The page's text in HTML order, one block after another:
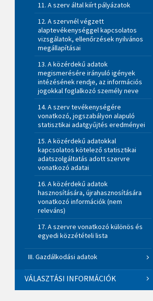
11. A szerv által kiírt pályázatok
12. A szervnél végzett
alaptevékenységgel kapcsolatos
vizsgálatok, ellenőrzések nyilvános
megállapításai
13. A közérdekű adatok
megismerésére irányuló igények
intézésének rendje, az információs
jogokkal foglalkozó személy neve
14. A szerv tevékenységére
vonatkozó, jogszabályon alapuló
statisztikai adatgyűjtés eredményei
15. A közérdekű adatokkal
kapcsolatos kötelező statisztikai
adatszolgáltatás adott szervre
vonatkozó adatai
16. A közérdekű adatok
hasznosítására, újrahasznosítására
vonatkozó információk (nem
releváns)
17. A szervre vonatkozó különös és
egyedi közzétételi lista
III. Gazdálkodási adatok
VÁLASZTÁSI INFORMÁCIÓK